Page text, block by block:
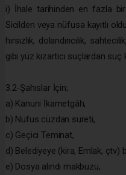
i) İhale tarihinden en fazla
Sicilden veya nüfusa kayıtlı
hırsızlık, dolandırıcılık,
gibi yüz kızartıcı suçlardan
3.2-Şahıslar İçin;
a) Kanuni İkametgâh,
b) Nüfus cüzdan sureti,
c) Geçici Teminat,
d) Belediyeye (kira, Emlak, çtv)
e) Dosya alındı makbuzu,